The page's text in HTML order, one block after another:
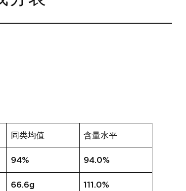
同类均值 含量水平
94% 94.0%
66.6g 111.0%